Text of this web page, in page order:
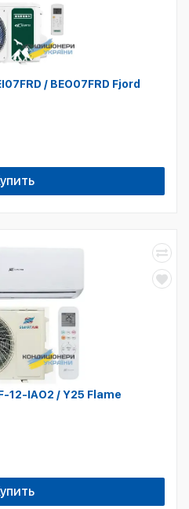
/ BEO07FRD Fjord
12-IAO2 / Y25 Flame